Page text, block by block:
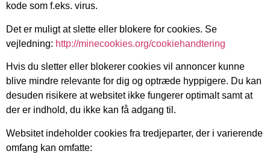
kode som f.eks. virus.
Det er muligt at slette eller blokere for cookies. Se
vejledning: http://minecookies.org/cookiehandtering
Hvis du sletter eller blokerer cookies vil annoncer kunne
blive mindre relevante for dig og optræde hyppigere. Du kan
desuden risikere at websitet ikke fungerer optimalt samt at
der er indhold, du ikke kan få adgang til.
Websitet indeholder cookies fra tredjeparter, der i varierende
omfang kan omfatte: